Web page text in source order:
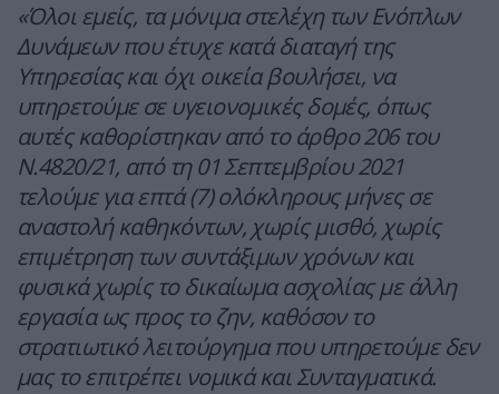
«Όλοι εμείς, τα μόνιμα στελέχη των Ενόπλων
Δυνάμεων που έτυχε κατά διαταγή της
Υπηρεσίας και όχι οικεία βουλήσει, να
υπηρετούμε σε υγειονομικές δομές, όπως
αυτές καθορίστηκαν από το άρθρο 206 του
Ν.4820/21, από τη 01 Σεπτεμβρίου 2021
τελούμε για επτά (7) ολόκληρους μήνες σε
αναστολή καθηκόντων, χωρίς μισθό, χωρίς
επιμέτρηση των συντάξιμων χρόνων και
φυσικά χωρίς το δικαίωμα ασχολίας με άλλη
εργασία ως προς το ζην, καθόσον το
στρατιωτικό λειτούργημα που υπηρετούμε δεν
μας το επιτρέπει νομικά και Συνταγματικά.